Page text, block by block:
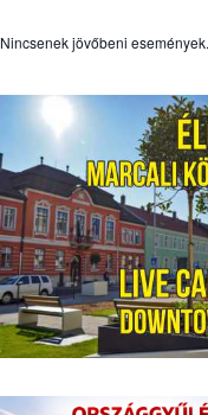
Nincsenek jövőbeni események.